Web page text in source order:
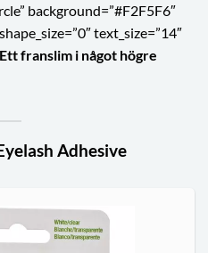
background=”#F2F5F6″
text_size=”14″
Ett franslim i något högre
Adhesive